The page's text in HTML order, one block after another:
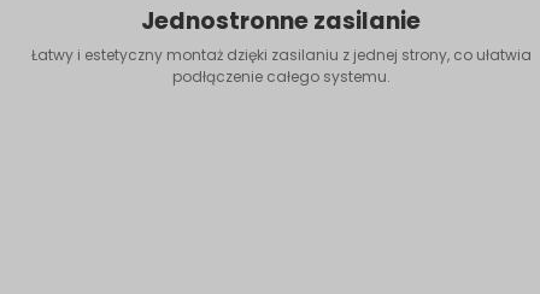
Jednostronne zasilanie
Łatwy i estetyczny montaż dzięki zasilaniu z jednej strony, co ułatwia
podłączenie całego systemu.